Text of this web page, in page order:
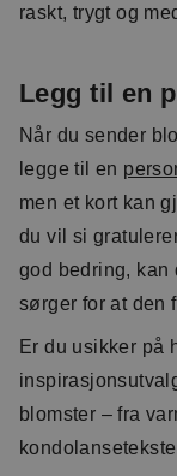
raskt, trygt og
Legg til en
Når du sender
legge til en
men et kort kan
du vil si
god bedring, kan
sørger for at den
Er du usikker på
blomster – fra